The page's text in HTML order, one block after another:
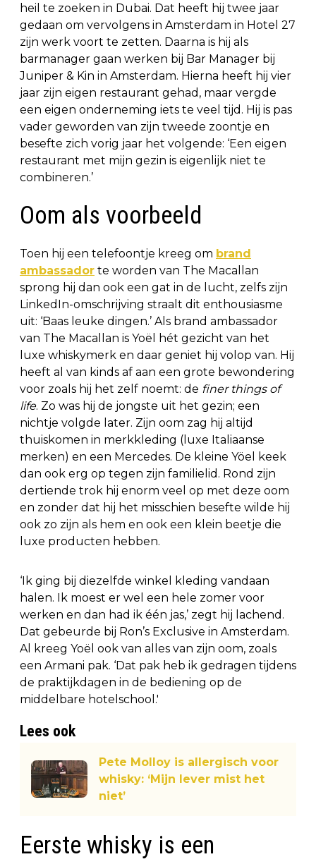
heil te zoeken in Dubai. Dat heeft hij twee jaar
gedaan om vervolgens in Amsterdam in Hotel 27
zijn werk voort te zetten. Daarna is hij als
barmanager gaan werken bij Bar Manager bij
Juniper & Kin in Amsterdam. Hierna heeft hij vier
jaar zijn eigen restaurant gehad, maar vergde
een eigen onderneming iets te veel tijd. Hij is pas
vader geworden van zijn tweede zoontje en
besefte zich vorig jaar het volgende: ‘Een eigen
restaurant met mijn gezin is eigenlijk niet te
combineren.’
Oom als voorbeeld
Toen hij een telefoontje kreeg om brand
ambassador te worden van The Macallan
sprong hij dan ook een gat in de lucht, zelfs zijn
LinkedIn-omschrijving straalt dit enthousiasme
uit: ‘Baas leuke dingen.’ Als brand ambassador
van The Macallan is Yoël hét gezicht van het
luxe whiskymerk en daar geniet hij volop van. Hij
heeft al van kinds af aan een grote bewondering
voor zoals hij het zelf noemt: de finer things of
life. Zo was hij de jongste uit het gezin; een
nichtje volgde later. Zijn oom zag hij altijd
thuiskomen in merkkleding (luxe Italiaanse
merken) en een Mercedes. De kleine Yöel keek
dan ook erg op tegen zijn familielid. Rond zijn
dertiende trok hij enorm veel op met deze oom
en zonder dat hij het misschien besefte wilde hij
ook zo zijn als hem en ook een klein beetje die
luxe producten hebben.
‘Ik ging bij diezelfde winkel kleding vandaan
halen. Ik moest er wel een hele zomer voor
werken en dan had ik één jas,’ zegt hij lachend.
Dat gebeurde bij Ron’s Exclusive in Amsterdam.
Al kreeg Yoël ook van alles van zijn oom, zoals
een Armani pak. ‘Dat pak heb ik gedragen tijdens
de praktijkdagen in de bediening op de
middelbare hotelschool.'
Lees ook
Pete Molloy is allergisch voor
whisky: ‘Mijn lever mist het
niet’
Eerste whisky is een